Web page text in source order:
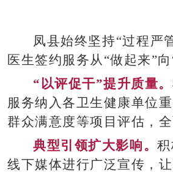
凤县始终坚持“过程严
医生签约服务从“做起来”向
“以评促干”提升质量。
服务纳入各卫生健康单位
群众满意度等项目评估，
典型引领扩大影响。
线下媒体进行广泛宣传，